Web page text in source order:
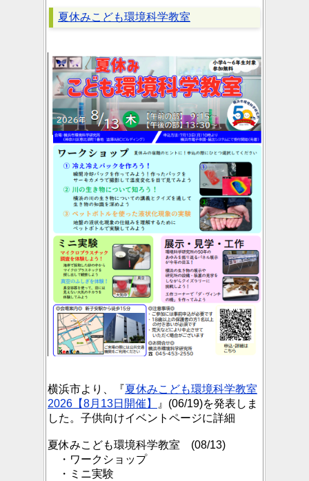
夏休みこども環境科学教室
横浜市より、『夏休みこども環境科学教室
2026【8月13日開催】
』(06/19)を発表しま
した。子供向けイベントページに詳細
夏休みこども環境科学教室 (08/13)
・ワークショップ
・ミニ実験